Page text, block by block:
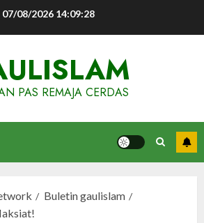
07/08/2026 14:09:28
PAS REMAJA CERDAS
Buletin gaulislam